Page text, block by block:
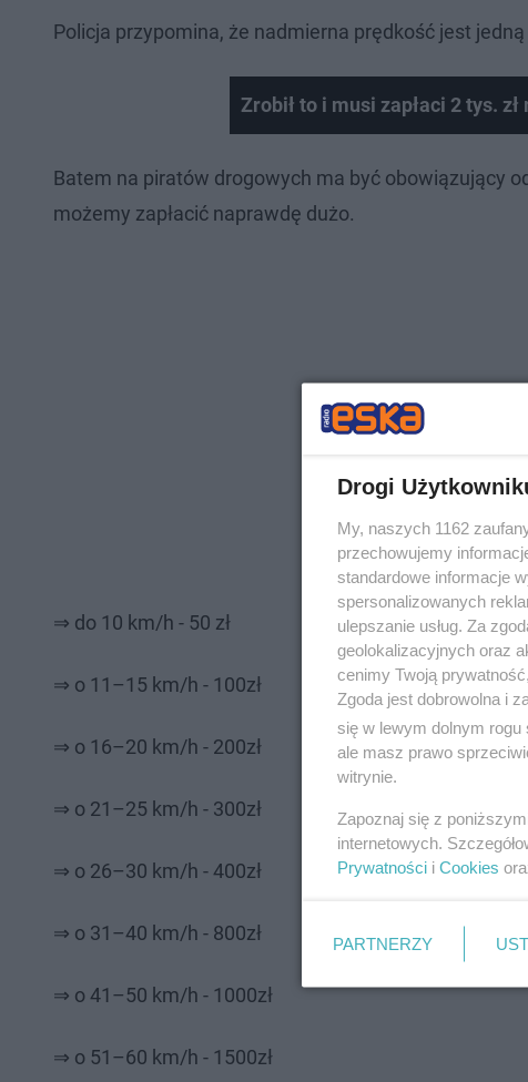
Policja przypomina, że nadmierna prędkość jest
Zrobił to i musi zapłaci 2 tys.
Batem na piratów drogowych ma być obowiązujący
możemy zapłacić naprawdę dużo.
⇒ do 10 km/h - 50 zł
⇒ o 11–15 km/h - 100zł
⇒ o 16–20 km/h - 200zł
⇒ o 21–25 km/h - 300zł
⇒ o 26–30 km/h - 400zł
⇒ o 31–40 km/h - 800zł
⇒ o 41–50 km/h - 1000zł
⇒ o 51–60 km/h - 1500zł
Drogi
My, naszych 1162
przechowujemy
standardowe informacje
spersonalizowanych
ulepszanie usług. Za
geolokalizacyjnych oraz
cenimy Twoją
Zgoda jest dobrowolna i
się w lewym dolnym rogu
ale masz prawo
witrynie.
Zapoznaj się z
internetowych.
Prywatności i Cookies
PARTNERZY